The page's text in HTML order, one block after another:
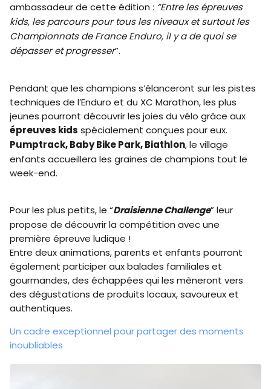
ambassadeur de cette édition : “Entre les épreuves
kids, les parcours pour tous les niveaux et surtout les
Championnats de France Enduro, il y a de quoi se
dépasser et progresser”.
Pendant que les champions s’élanceront sur les pistes
techniques de l’Enduro et du XC Marathon, les plus
jeunes pourront découvrir les joies du vélo grâce aux
épreuves kids spécialement conçues pour eux.
Pumptrack, Baby Bike Park, Biathlon, le village
enfants accueillera les graines de champions tout le
week-end.
Pour les plus petits, le “Draisienne Challenge” leur
propose de découvrir la compétition avec une
première épreuve ludique !
Entre deux animations, parents et enfants pourront
également participer aux balades familiales et
gourmandes, des échappées qui les mèneront vers
des dégustations de produits locaux, savoureux et
authentiques.
Un cadre exceptionnel pour partager des moments
inoubliables